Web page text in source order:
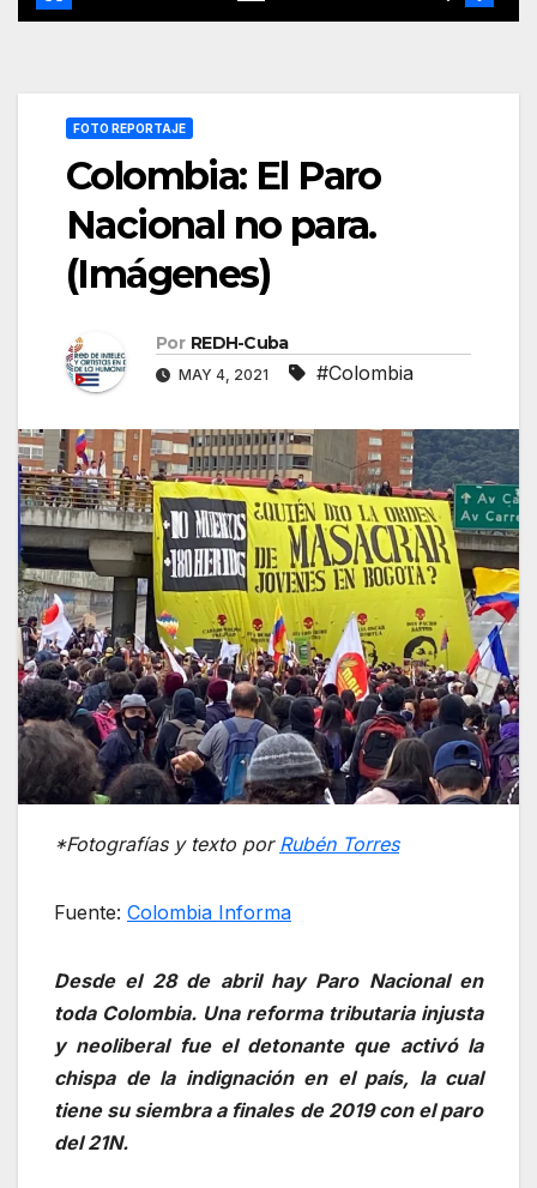
FOTO REPORTAJE
Colombia: El Paro
Nacional no para.
(Imágenes)
Por REDH-Cuba
MAY 4, 2021 #Colombia
*Fotografías y texto por Rubén Torres
Fuente: Colombia Informa
Desde el 28 de abril hay Paro Nacional en
toda Colombia. Una reforma tributaria injusta
y neoliberal fue el detonante que activó la
chispa de la indignación en el país, la cual
tiene su siembra a finales de 2019 con el paro
del 21N.